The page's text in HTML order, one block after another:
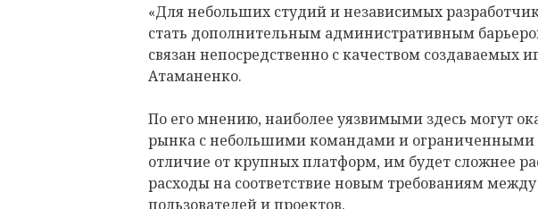
«Для небольших студий и независимых
стать дополнительным административным
связан непосредственно с качеством создаваемых
Атаманенко.
По его мнению, наиболее уязвимыми здесь могут
рынка с небольшими командами и
отличие от крупных платформ, им будет сложнее
расходы на соответствие новым требованиям
пользователей и проектов.